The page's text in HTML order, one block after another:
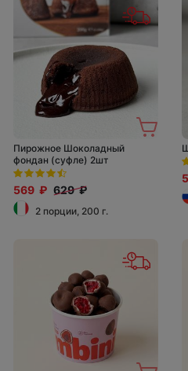
Пирожное Шоколадный
фондан (суфле) 2шт
569 ₽ 629 ₽
2 порции, 200 г.